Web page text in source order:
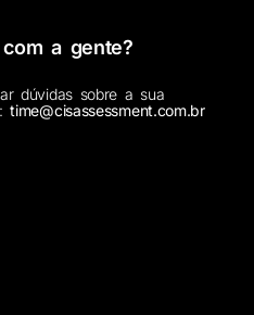
a gente?
dúvidas sobre a sua
time@cisassessment.com.br